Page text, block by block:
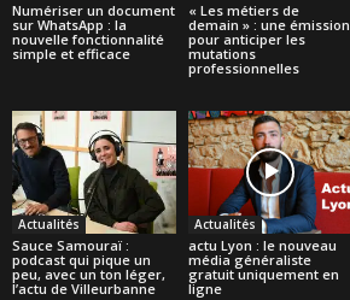
Numériser un document
sur WhatsApp : la
nouvelle fonctionnalité
simple et efficace
« Les métiers de
demain » : une émission
pour anticiper les
mutations
professionnelles
Actualités
Sauce Samouraï :
podcast qui pique un
peu, avec un ton léger,
l’actu de Villeurbanne
Actualités
actu Lyon : le nouveau
média généraliste
gratuit uniquement en
ligne